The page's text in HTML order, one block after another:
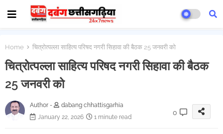
Home चित्रोत्पल्ला साहित्य परिषद नगरी सिहावा की बैठक 25 जनवरी को
चित्रोत्पल्ला साहित्य परिषद नगरी सिहावा की बैठक
25 जनवरी को
Author -
dabang chhattisgarhia
January 22, 2026
1 minute read
0